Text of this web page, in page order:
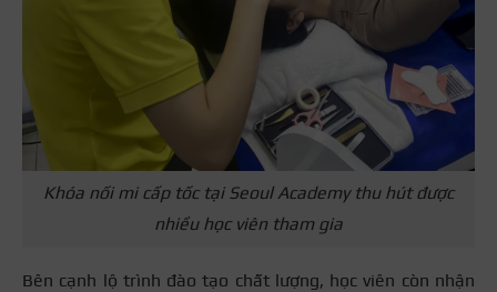
Khóa nối mi cấp tốc tại Seoul Academy thu hút được
nhiều học viên tham gia
Bên cạnh lộ trình đào tạo chất lượng, học viên còn nhận